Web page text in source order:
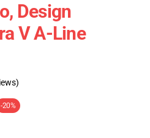
Design
V A-Line
-20%